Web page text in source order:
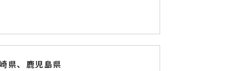
県、 鹿児島県